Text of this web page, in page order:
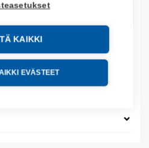
KAIKKI
EVÄSTEET